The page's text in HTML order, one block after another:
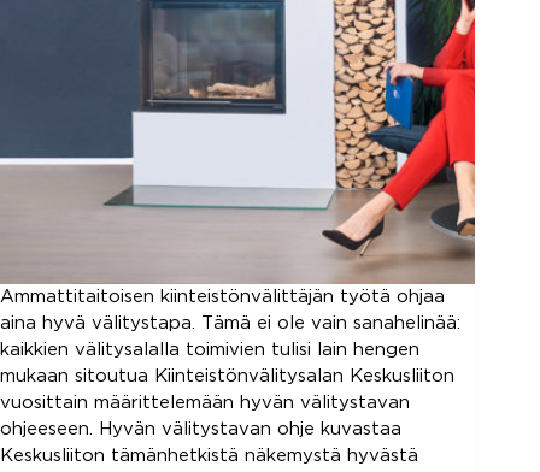
Ammattitaitoisen kiinteistönvälittäjän työtä ohjaa
aina hyvä välitystapa. Tämä ei ole vain sanahelinää:
kaikkien välitysalalla toimivien tulisi lain hengen
mukaan sitoutua Kiinteistönvälitysalan Keskusliiton
vuosittain määrittelemään hyvän välitystavan
ohjeeseen. Hyvän välitystavan ohje kuvastaa
Keskusliiton tämänhetkistä näkemystä hyvästä